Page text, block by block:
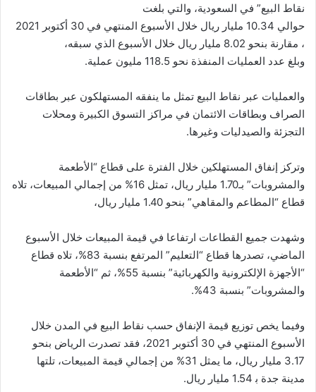
نقاط البيع” في السعودية، والتي بلغت
حوالي 10.34 مليار ريال خلال الأسبوع المنتهي في 30 أكتوبر 2021
، مقارنة بنحو 8.02 مليار ريال خلال الأسبوع الذي سبقه،
وبلغ عدد العمليات المنفذة نحو 118.5 مليون عملية.
والعمليات عبر نقاط البيع تمثل ما ينفقه المستهلكون عبر بطاقات
الصراف وبطاقات الائتمان في مراكز التسوق الكبيرة ومحلات
التجزئة والصيدليات وغيرها.
وتركز إنفاق المستهلكين خلال الفترة على قطاع “الأطعمة
والمشروبات” بـ1.70 مليار ريال، تمثل 16% من إجمالي المبيعات، تلاه
قطاع “المطاعم والمقاهي” بنحو 1.40 مليار ريال،
وشهدت جميع القطاعات ارتفاعا في قيمة المبيعات خلال الأسبوع
الماضي، تصدرها قطاع “التعليم” المرتفع بنسبة 83%، تلاه قطاع
“الأجهزة الإلكترونية والكهربائية” بنسبة 55%، ثم “الأطعمة
والمشروبات” بنسبة 43%.
وفيما يخص توزيع قيمة الإنفاق حسب نقاط البيع في المدن خلال
الأسبوع المنتهي في 30 أكتوبر 2021، فقد تصدرت الرياض بنحو
3.17 مليار ريال، ما يمثل 31% من إجمالي قيمة المبيعات، تلتها
مدينة جدة ﺑ 1.54 مليار ريال.